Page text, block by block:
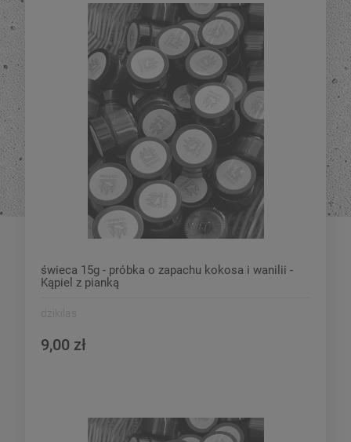
świeca 15g - próbka o zapachu kokosa i wanilii -
Kąpiel z pianką
dzikilas
9,00 zł